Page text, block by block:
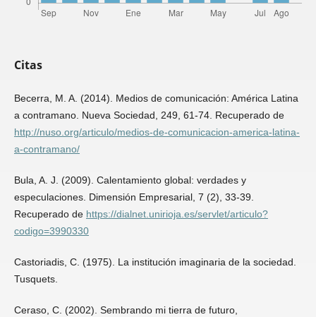
Citas
Becerra, M. A. (2014). Medios de comunicación: América Latina
a contramano. Nueva Sociedad, 249, 61-74. Recuperado de
http://nuso.org/articulo/medios-de-comunicacion-america-latina-
a-contramano/
Bula, A. J. (2009). Calentamiento global: verdades y
especulaciones. Dimensión Empresarial, 7 (2), 33-39.
Recuperado de https://dialnet.unirioja.es/servlet/articulo?
codigo=3990330
Castoriadis, C. (1975). La institución imaginaria de la sociedad.
Tusquets.
Ceraso, C. (2002). Sembrando mi tierra de futuro,